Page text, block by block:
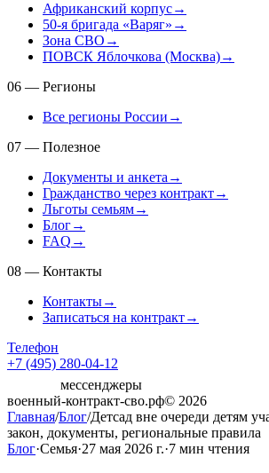
Африканский корпус→
50-я бригада «Варяг» →
Зона СВО →
ПОВСК Яблочкова (Москва)→
06 — Регионы
Все регионы России →
07 — Полезное
Документы и анкета →
Гражданство через контракт→
Льготы семьям→
Блог→
FAQ →
08 — Контакты
Контакты→
Записаться на контракт→
Телефон
+7 (495) 280-04-12
мессенджеры
военный-контракт-сво.рф© 2026
Главная/Блог/Детсад вне очереди детям
закон, документы, региональные правила
Блог·Семья·27 мая 2026 г.·7 мин чтения